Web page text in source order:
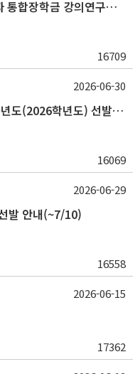
2026학년도 2학기 차세대 인문학자 통합장학금 강의연구조교 선발 안내(~7/8)
16709
SK에코플랜트 인문나눔장학생 9차년도(2026학년도) 선발 안내(~7/20)
16069
2026-06-30
발 안내(~7/10)
16558
2026-06-29
17362
2026-06-15